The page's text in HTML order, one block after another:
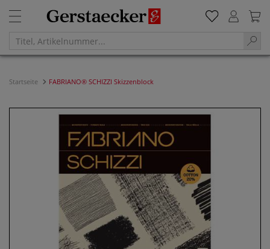
Startseite FABRIANO® SCHIZZI Skizzenblock